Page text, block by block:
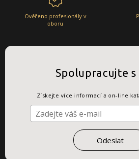
Ověřeno profesionály v
oboru
Spolupracujte s
Získejte více informací a on-line